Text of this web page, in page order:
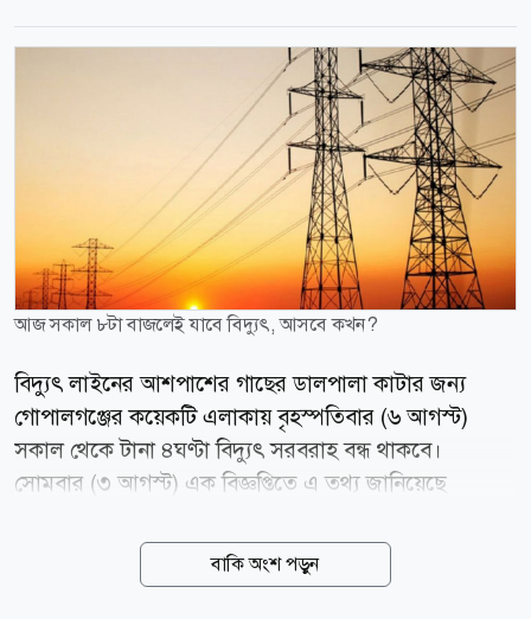
আজ সকাল ৮টা বাজলেই যাবে বিদ্যুৎ, আসবে কখন?
বিদ্যুৎ লাইনের আশপাশের গাছের ডালপালা কাটার জন্য
গোপালগঞ্জের কয়েকটি এলাকায় বৃহস্পতিবার (৬ আগস্ট)
সকাল থেকে টানা ৪ঘণ্টা বিদ্যুৎ সরবরাহ বন্ধ থাকবে।
সোমবার (৩ আগস্ট) এক বিজ্ঞপ্তিতে এ তথ্য জানিয়েছে
ঝড় বৃষ্টিতে বিদ্যুৎ বিভ্রাট এড়াতে বৃহস্পতিবার বিদ্যুৎ লাইনের
আশেপাশের গাছের ডালপালা কাটা হবে। এ জন্য গোপালগঞ্জ
বাকি অংশ পড়ুন